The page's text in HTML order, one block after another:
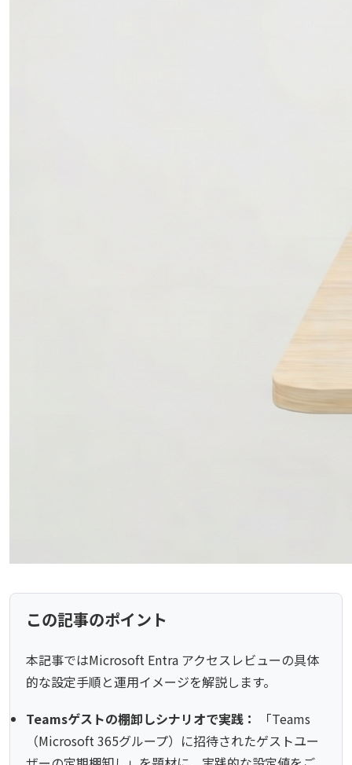
この記事のポイント
本記事ではMicrosoft Entra アクセスレビューの具体
的な設定手順と運用イメージを解説します。
Teamsゲストの棚卸しシナリオで実践：
「Teams
（Microsoft 365グループ）に招待されたゲストユー